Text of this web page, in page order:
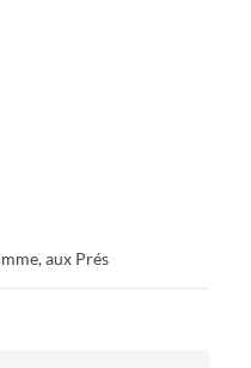
aux Prés